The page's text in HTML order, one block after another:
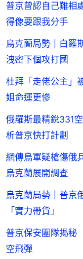
普京曾認自己難
得像要跟我分手
烏克蘭局勢｜白
洩密下個攻打國
杜拜「走佬公主
姐命運更慘
俄羅斯最精銳331
析普京快打計劃
網傳烏軍疑槍傷
烏克蘭展開調查
烏克蘭局勢｜普
「實力帶貨」
普京保安團隊揭
空飛彈